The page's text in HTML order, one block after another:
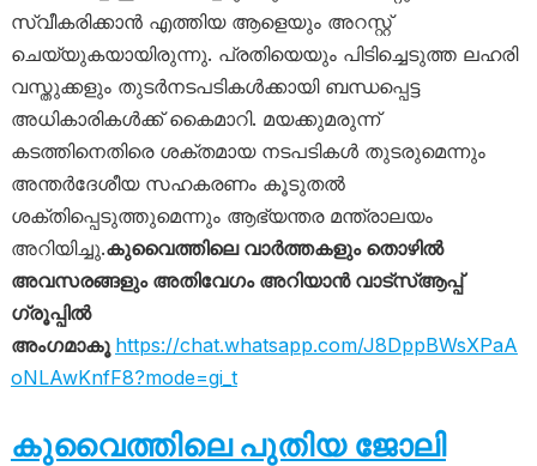
സ്വീകരിക്കാൻ എത്തിയ ആളെയും അറസ്റ്റ്
ചെയ്യുകയായിരുന്നു. പ്രതിയെയും പിടിച്ചെടുത്ത ലഹരി
വസ്തുക്കളും തുടര്‍നടപടികൾക്കായി ബന്ധപ്പെട്ട
അധികാരികൾക്ക് കൈമാറി. മയക്കുമരുന്ന്
കടത്തിനെതിരെ ശക്തമായ നടപടികൾ തുടരുമെന്നും
അന്തർദേശീയ സഹകരണം കൂടുതൽ
ശക്തിപ്പെടുത്തുമെന്നും ആഭ്യന്തര മന്ത്രാലയം
അറിയിച്ചു.കുവൈത്തിലെ വാർത്തകളും തൊഴിൽ
അവസരങ്ങളും അതിവേഗം അറിയാൻ വാട്സ്ആപ്പ്
ഗ്രൂപ്പിൽ
അംഗമാകൂ https://chat.whatsapp.com/J8DppBWsXPaA
oNLAwKnfF8?mode=gi_t
കുവൈത്തിലെ പുതിയ ജോലി